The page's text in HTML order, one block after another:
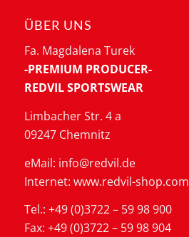
ÜBER UNS
Fa. Magdalena Turek
-PREMIUM PRODUCER-
REDVIL SPORTSWEAR
Limbacher Str. 4 a
09247 Chemnitz
eMail: info@redvil.de
Internet: www.redvil-shop.com
Tel.: +49 (0)3722 – 59 98 900
Fax: +49 (0)3722 – 59 98 904